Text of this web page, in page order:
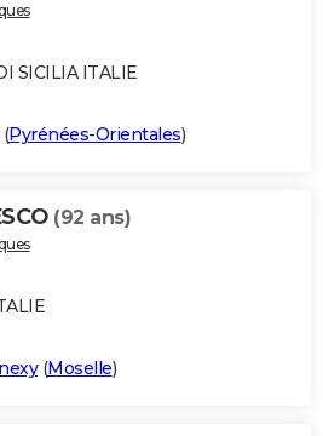
SICILIA ITALIE
(Pyrénées-Orientales)
(92 ans)
(Moselle)